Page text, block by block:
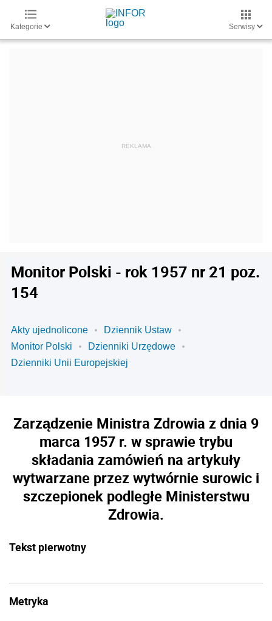
Kategorie Serwisy
Monitor Polski - rok 1957 nr 21 poz.
154
Akty ujednolicone
Dziennik Ustaw
Monitor Polski
Dzienniki Urzędowe
Dzienniki Unii Europejskiej
Zarządzenie Ministra Zdrowia z dnia 9
marca 1957 r. w sprawie trybu
składania zamówień na artykuły
wytwarzane przez wytwórnie surowic i
szczepionek podległe Ministerstwu
Zdrowia.
Tekst pierwotny
Metryka